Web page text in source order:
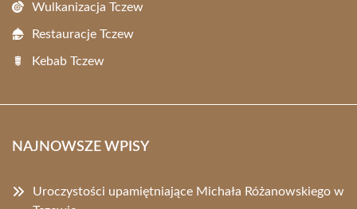
Wulkanizacja Tczew
Restauracje Tczew
Kebab Tczew
NAJNOWSZE WPISY
Uroczystości upamiętniające Michała Różanowskiego w